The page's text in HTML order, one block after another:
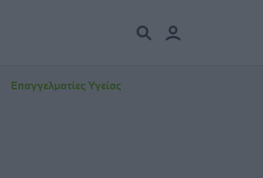
Επαγγελματίες Υγείας